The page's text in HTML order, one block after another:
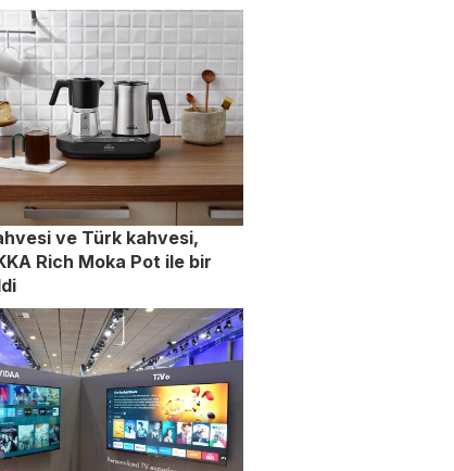
ve Türk kahvesi,
Rich Moka Pot ile bir